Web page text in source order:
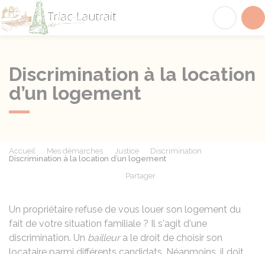
Discrimination à la location
d’un logement
Accueil Mes démarches Justice
Discrimination
Discrimination à la location d’un logement
Partager
Un propriétaire refuse de vous louer son logement du
fait de votre situation familiale ? Il s'agit d'une
discrimination. Un bailleura le droit de choisir son